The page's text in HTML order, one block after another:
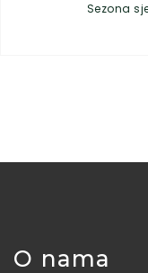
Sezona
O nama